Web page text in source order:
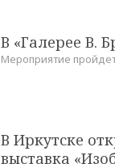
В «Галерее В.
Мероприятие
В Иркутске
выставка